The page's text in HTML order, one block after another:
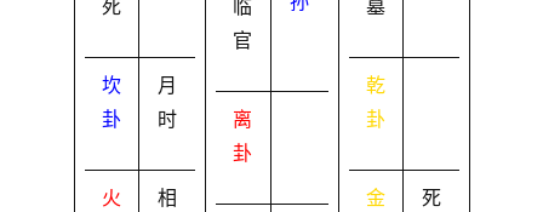
死
坎
卦
月
时
火 相
临
官
离
卦
墓
乾
卦
金 死